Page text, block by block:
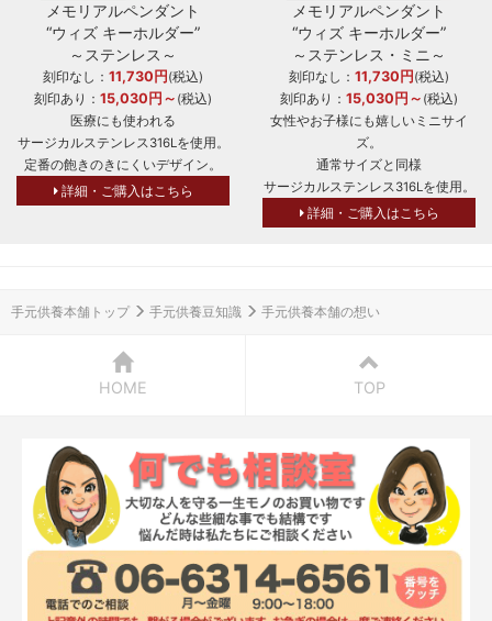
メモリアルペンダント
“ウィズ キーホルダー”
～ステンレス～
刻印なし： 11,730円 (税込)
刻印あり： 15,030円～ (税込)
医療にも使われる
サージカルステンレス316Lを使用。
定番の飽きのきにくいデザイン。
詳細・ご購入はこちら
メモリアルペンダント
“ウィズ キーホルダー”
～ステンレス・ミニ～
刻印なし： 11,730円 (税込)
刻印あり： 15,030円～ (税込)
女性やお子様にも嬉しいミニサイ
ズ。
通常サイズと同様
サージカルステンレス316Lを使用。
詳細・ご購入はこちら
手元供養本舗トップ 手元供養豆知識 手元供養本舗の想い
HOME TOP